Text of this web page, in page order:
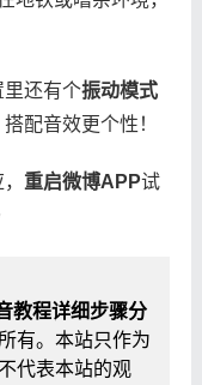
里还有个​​振动模式​​
配音效更个性！
​重启微博APP​​试
教程详细步骤分
有。本站只作为
代表本站的观